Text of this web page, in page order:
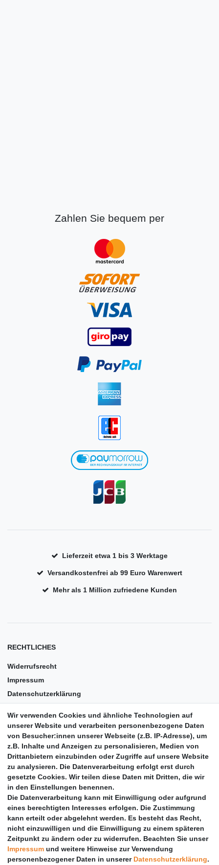
Zahlen Sie bequem per
Lieferzeit etwa 1 bis 3 Werktage
Versandkostenfrei ab 99 Euro Warenwert
Mehr als 1 Million zufriedene Kunden
RECHTLICHES
Widerrufsrecht
Impressum
Datenschutzerklärung
Barrierefreiheit
Anleitungen
Vertrag widerrufen
PARTNER
DHL
GLS
PaketPLUS
SPONSORING
Wir verwenden Cookies und ähnliche Technologien auf
unserer Website und verarbeiten personenbezogene Daten
von Besucher:innen unserer Webseite (z.B. IP-Adresse), um
z.B. Inhalte und Anzeigen zu personalisieren, Medien von
Drittanbietern einzubinden oder Zugriffe auf unsere Website
zu analysieren. Die Datenverarbeitung erfolgt erst durch
gesetzte Cookies. Wir teilen diese Daten mit Dritten, die wir
in den Einstellungen benennen.
Die Datenverarbeitung kann mit Einwilligung oder aufgrund
eines berechtigten Interesses erfolgen. Die Zustimmung
kann erteilt oder abgelehnt werden. Es besteht das Recht,
nicht einzuwilligen und die Einwilligung zu einem späteren
Zeitpunkt zu ändern oder zu widerrufen. Beachten Sie unser
Impressum und weitere Hinweise zur Verwendung
personenbezogener Daten in unserer Daten­schutz­erklärung.